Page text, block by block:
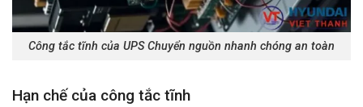
Công tắc tĩnh của UPS Chuyển nguồn nhanh chóng an toàn
Hạn chế của công tắc tĩnh